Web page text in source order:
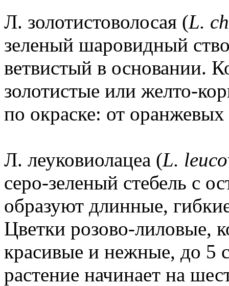
Л. золотистоволосая (L.
зеленый шаровидный
ветвистый в основании.
золотистые или желто-
по окраске: от
Л. леуковиолацеа (L.
серо-зеленый стебель с
образуют длинные,
Цветки розово-лиловые,
красивые и нежные, до 5
растение начинает на